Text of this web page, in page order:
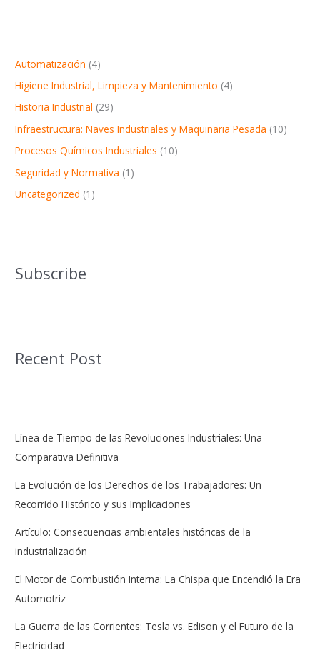
Automatización (4)
Higiene Industrial, Limpieza y Mantenimiento (4)
Historia Industrial (29)
Infraestructura: Naves Industriales y Maquinaria Pesada (10)
Procesos Químicos Industriales (10)
Seguridad y Normativa (1)
Uncategorized (1)
Subscribe
Recent Post
Línea de Tiempo de las Revoluciones Industriales: Una
Comparativa Definitiva
La Evolución de los Derechos de los Trabajadores: Un
Recorrido Histórico y sus Implicaciones
Artículo: Consecuencias ambientales históricas de la
industrialización
El Motor de Combustión Interna: La Chispa que Encendió la Era
Automotriz
La Guerra de las Corrientes: Tesla vs. Edison y el Futuro de la
Electricidad